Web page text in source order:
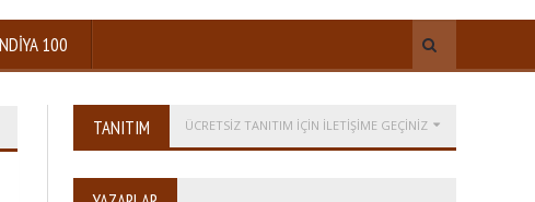
100
TANITIM ÜCRETSİZ TANITIM IÇIN ILETIŞIME GEÇINIZ